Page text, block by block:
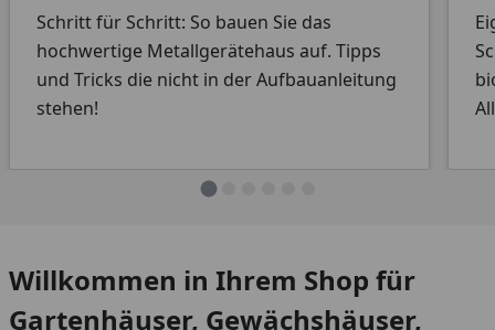
Schritt für Schritt: So bauen Sie das
hochwertige Metallgerätehaus auf. Tipps
und Tricks die nicht in der Aufbauanleitung
stehen!
Willkommen in Ihrem Shop für
Gartenhäuser, Gewächshäuser,